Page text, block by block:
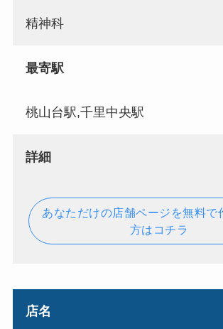
精神科
最寄駅
桃山台駅,千里中央駅
詳細
あなただけの店舗ページを無料で
方はコチラ
店名